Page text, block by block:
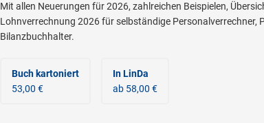
Mit allen Neuerungen für 2026, zahlreichen Beispielen,
Lohnverrechnung 2026 für selbständige Personalverrechner,
Bilanzbuchhalter.
Buch kartoniert
53,00 €
In LinDa
ab 58,00 €